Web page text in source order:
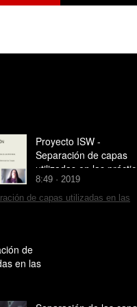
Proyecto ISW -
Separación de capas
utilizadas en las
- grupo 3C1
8:49 · 2019
de
en las